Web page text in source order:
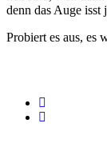
denn das Auge
Probiert es aus, es